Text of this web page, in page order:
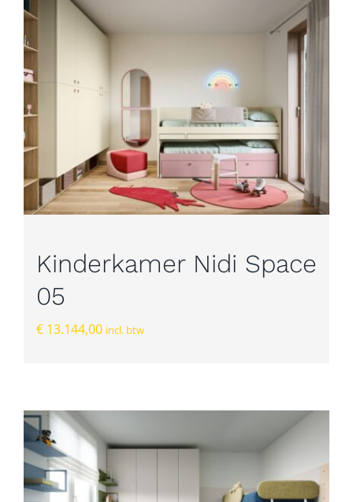
Kinderkamer Nidi Space
05
€13.144,00 incl. btw